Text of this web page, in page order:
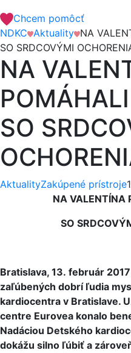
Chcem pomôcť
NDKC Aktuality NA
SO SRDCOVÝMI
NA
SO
AktualityZakúpené prístroje
NA VALENTÍNA
SO
Bratislava, 13. február
zaľúbených dobrí ľudia
kardiocentra v Bratislave.
centre Eurovea konalo
Nadáciou Detského
dokážu silno ľúbiť a